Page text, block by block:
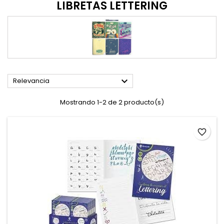
LIBRETAS LETTERING
Relevancia 
Mostrando 1-2 de 2 producto(s)
favorite_border